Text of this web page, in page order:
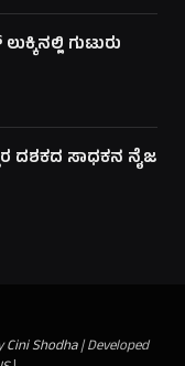
ಗುಟುರು
ದಶಕದ ಸಾಧಕನ ನೈಜ
Cini Shodha| Developed